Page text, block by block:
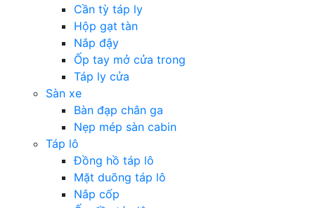
Cần tỳ táp ly
Hộp gạt tàn
Nắp đậy
Ốp tay mở cửa trong
Táp ly cửa
Sàn xe
Bàn đạp chân ga
Nẹp mép sàn cabin
Táp lô
Đồng hồ táp lô
Mặt duõng táp lô
Nắp cốp